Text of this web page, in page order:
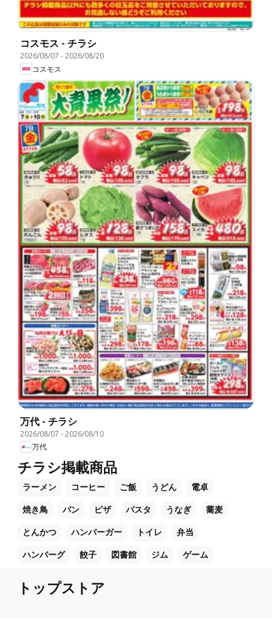
コスモス - チラシ
2026/08/07 -2026/08/20
コスモス
万代 - チラシ
2026/08/07 -2026/08/10
万代
チラシ掲載商品
ラーメン コーヒー ご飯 うどん 電卓
焼き鳥 パン ピザ パスタ うなぎ 蕎麦
とんかつ ハンバーガー トイレ 弁当
ハンバーグ 餃子 図書館 ジム ゲーム
トップストア